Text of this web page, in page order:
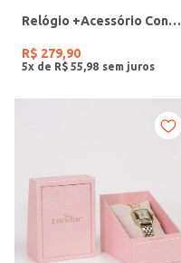
Relógio +Acessório Condor Feminino DOURADO
R$ 279,90
5x de R$ 55 98